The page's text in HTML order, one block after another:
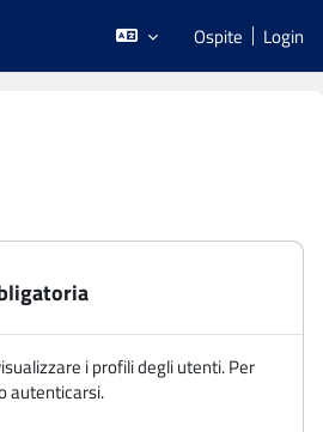
Ospite Login
i profili degli utenti. Per
autenticarsi.